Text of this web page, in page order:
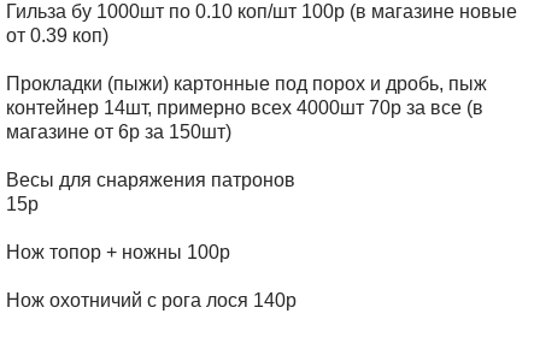
Гильза бу 1000шт по 0.10 коп/шт 100р (в магазине новые
от 0.39 коп)
Прокладки (пыжи) картонные под порох и дробь, пыж
контейнер 14шт, примерно всех 4000шт 70р за все (в
магазине от 6р за 150шт)
Весы для снаряжения патронов
15р
Нож топор + ножны 100р
Нож охотничий с рога лося 140р